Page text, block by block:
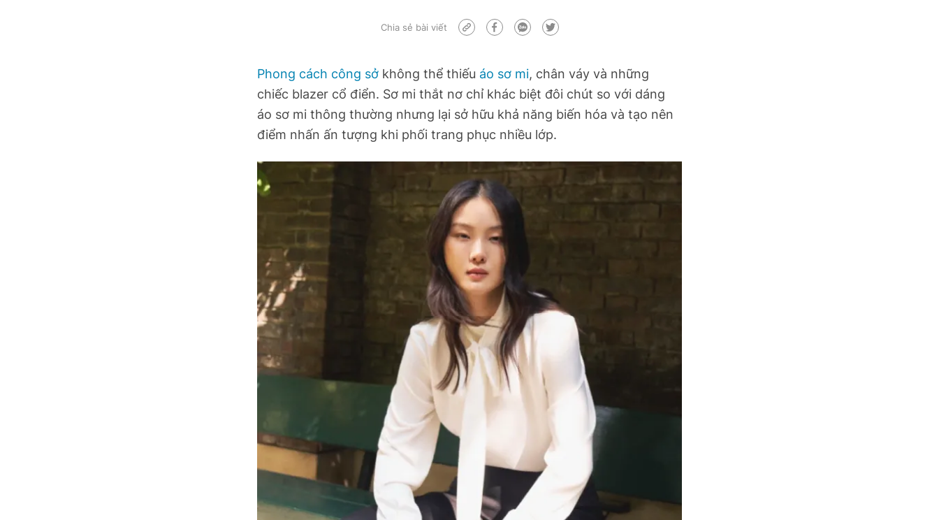
Chia sẻ bài viết
Phong cách công sở không thể thiếu áo sơ mi, chân váy và những
chiếc blazer cổ điển. Sơ mi thắt nơ chỉ khác biệt đôi chút so với dáng
áo sơ mi thông thường nhưng lại sở hữu khả năng biến hóa và tạo nên
điểm nhấn ấn tượng khi phối trang phục nhiều lớp.